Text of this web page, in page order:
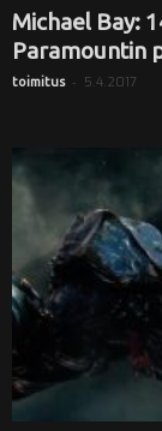
Michael Bay:
Paramountin
toimitus - 5.4.2017